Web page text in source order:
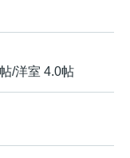
/洋室 4.0帖